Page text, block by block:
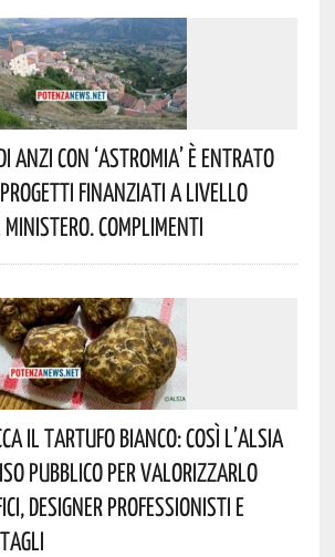
Anzi Con ‘Astromia’ È Entrato
Finanziati A Livello
Complimenti
Il Tartufo Bianco: Così L’Alsia
Pubblico Per Valorizzarlo
Designer Professionisti E